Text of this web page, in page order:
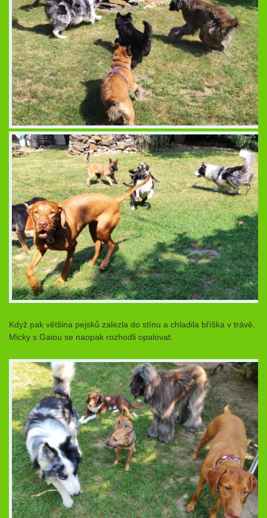
Když pak většina pejsků zalezla do stínu a chladila bříška v trávě,
Micky s Gaiou se naopak rozhodli opalovat.